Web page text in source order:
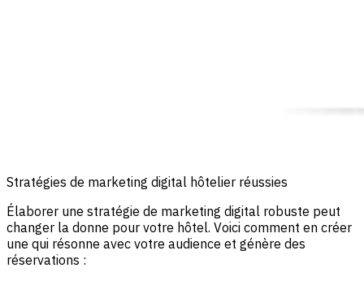
Stratégies de marketing digital hôtelier réussies
Élaborer une stratégie de marketing digital robuste peut
changer la donne pour votre hôtel. Voici comment en créer
une qui résonne avec votre audience et génère des
réservations :